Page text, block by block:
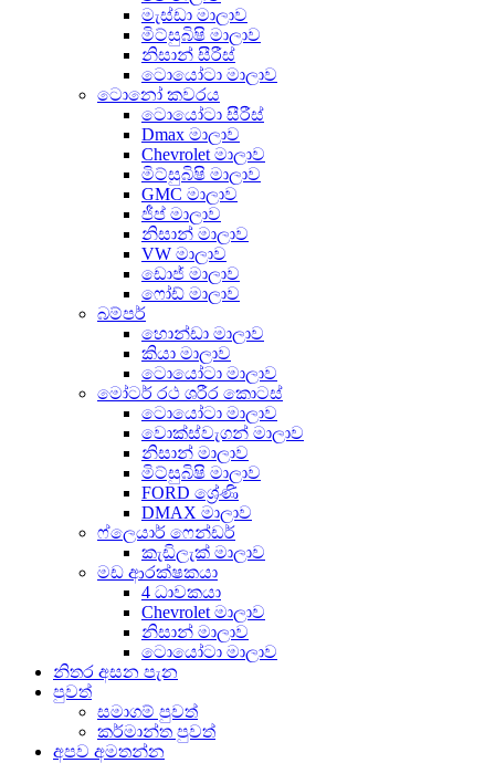
මැස්ඩා මාලාව
මිට්සුබිෂි මාලාව
නිසාන් සීරීස්
ටොයෝටා මාලාව
ටොනෝ කවරය
ටොයෝටා සීරීස්
Dmax මාලාව
Chevrolet මාලාව
මිට්සුබිෂි මාලාව
GMC මාලාව
ජීප් මාලාව
නිසාන් මාලාව
VW මාලාව
ඩොජ් මාලාව
ෆෝඩ් මාලාව
බම්පර්
හොන්ඩා මාලාව
කියා මාලාව
ටොයෝටා මාලාව
මෝටර් රථ ශරීර කොටස්
ටොයෝටා මාලාව
වොක්ස්වැගන් මාලාව
නිසාන් මාලාව
මිට්සුබිෂි මාලාව
FORD ශ්‍රේණි
DMAX මාලාව
ෆ්ලෙයාර් ෆෙන්ඩර්
කැඩිලැක් මාලාව
මඩ ආරක්ෂකයා
4 ධාවකයා
Chevrolet මාලාව
නිසාන් මාලාව
ටොයෝටා මාලාව
නිතර අසන පැන
පුවත්
සමාගම් පුවත්
කර්මාන්ත පුවත්
අපව අමතන්න